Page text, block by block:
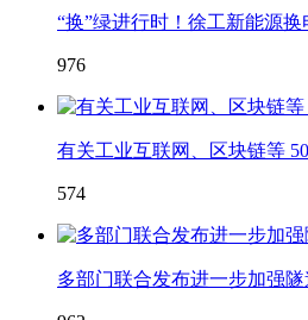
“换”绿进行时！徐工新能源
976
有关工业互联网、区块链等
574
多部门联合发布进一步加强